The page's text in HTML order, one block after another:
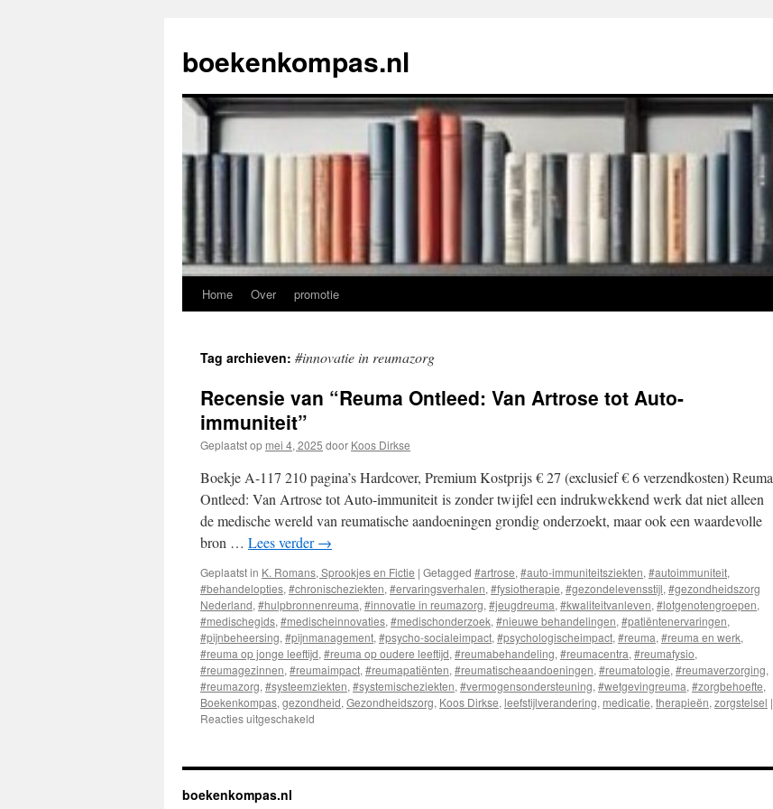
de
inhoud
boekenkompas.nl
Home Over promotie
Tag archieven: #innovatie in reumazorg
Recensie van “Reuma Ontleed: Van Artrose tot Auto-
immuniteit”
Geplaatst op mei 4, 2025 door Koos Dirkse
Boekje A-117 210 pagina’s Hardcover, Premium Kostprijs € 27 (exclusief € 6 verzendkosten) Reuma
Ontleed: Van Artrose tot Auto-immuniteit is zonder twijfel een indrukwekkend werk dat niet alleen
de medische wereld van reumatische aandoeningen grondig onderzoekt, maar ook een waardevolle
bron … Lees verder→
Geplaatst in K. Romans, Sprookjes en Fictie | Getagged #artrose, #auto-immuniteitsziekten, #autoimmuniteit,
#behandelopties, #chronischeziekten, #ervaringsverhalen, #fysiotherapie, #gezondelevensstijl, #gezondheidszorg
Nederland, #hulpbronnenreuma, #innovatie in reumazorg, #jeugdreuma, #kwaliteitvanleven, #lotgenotengroepen,
#medischegids, #medischeinnovaties, #medischonderzoek, #nieuwe behandelingen, #patiëntenervaringen,
#pijnbeheersing, #pijnmanagement, #psycho-socialeimpact, #psychologischeimpact, #reuma, #reuma en werk,
#reuma op jonge leeftijd, #reuma op oudere leeftijd, #reumabehandeling, #reumacentra, #reumafysio,
#reumagezinnen, #reumaimpact, #reumapatiënten, #reumatischeaandoeningen, #reumatologie, #reumaverzorging,
#reumazorg, #systeemziekten, #systemischeziekten, #vermogensondersteuning, #wetgevingreuma, #zorgbehoefte,
Boekenkompas, gezondheid, Gezondheidszorg, Koos Dirkse, leefstijlverandering, medicatie, therapieën, zorgstelsel |
Reacties uitgeschakeld
“Reuma
boekenkompas.nl